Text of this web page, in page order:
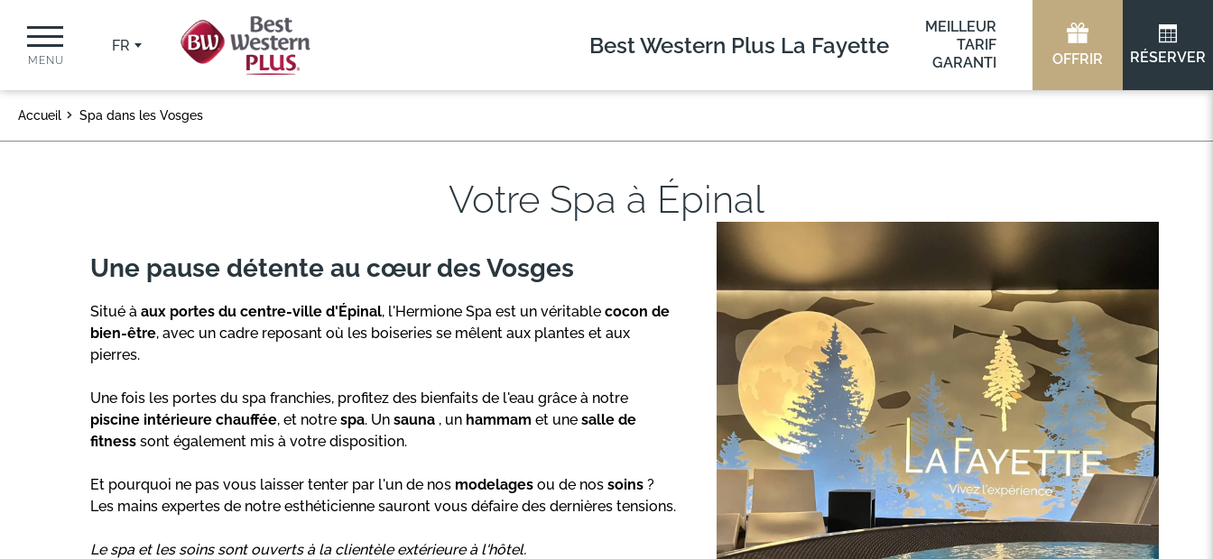
MENU
FR Best Western Plus La Fayette
MEILLEUR
TARIF
GARANTI
OFFRIR RÉSERVER
Accueil Spa dans les Vosges
Votre Spa à Épinal
Une pause détente au cœur des Vosges
Situé à aux portes du centre-ville d'Épinal, l'Hermione Spa est un véritable cocon de
bien-être, avec un cadre reposant où les boiseries se mêlent aux plantes et aux
pierres.
Une fois les portes du spa franchies, profitez des bienfaits de l'eau grâce à notre
piscine intérieure chauffée, et notre spa. Un sauna , un hammam et une salle de
fitness sont également mis à votre disposition.
Et pourquoi ne pas vous laisser tenter par l'un de nos modelages ou de nos soins ?
Les mains expertes de notre esthéticienne sauront vous défaire des dernières tensions.
Le spa et les soins sont ouverts à la clientèle extérieure à l'hôtel.